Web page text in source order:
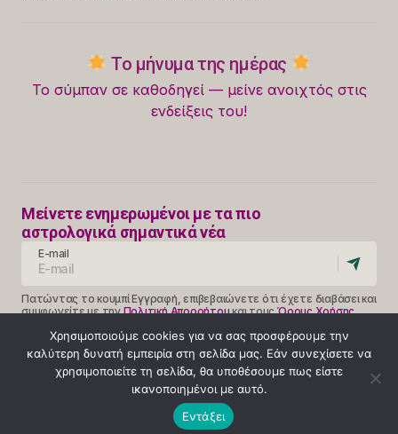
Το μήνυμα της ημέρας
Το σύμπαν σε καθοδηγεί — μείνε ανοιχτός στις
ενδείξεις του!
Μείνετε ενημερωμένοι με τα πιο
αστρολογικά σημαντικά νέα
E-mail
Πατώντας το κουμπί Εγγραφή, επιβεβαιώνετε ότι έχετε διαβάσει και
συμφωνείτε με τηνΠολιτική Απορρήτουκαι τουςΌρους Χρήσης
Follow Us
ΠΟΛΙΤΙΚΗ ΑΠΟΡΡΗΤΟΥABOUT
© 2025 Provlepseis. Με την επιφύλαξη παντός δικαιώματος.
Κλήση 14990
Χρησιμοποιούμε cookies για να σας προσφέρουμε την
καλύτερη δυνατή εμπειρία στη σελίδα μας. Εάν συνεχίσετε να
χρησιμοποιείτε τη σελίδα, θα υποθέσουμε πως είστε
ικανοποιημένοι με αυτό.
Εντάξει